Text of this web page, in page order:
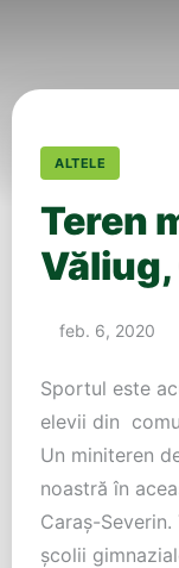
ALTELE
Teren
feb. 6, 2020
Sportul este
elevii din
Un miniteren
noastră în
Caraș-
școlii